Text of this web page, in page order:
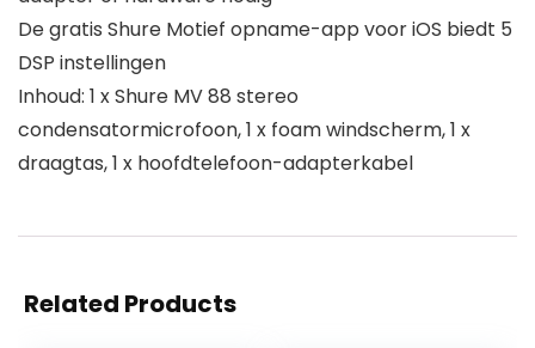
De gratis Shure Motief opname-app voor iOS biedt 5
DSP instellingen
Inhoud: 1 x Shure MV 88 stereo
condensatormicrofoon, 1 x foam windscherm, 1 x
draagtas, 1 x hoofdtelefoon-adapterkabel
Related Products